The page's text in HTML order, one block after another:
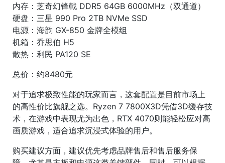
内存：芝奇幻锋戟 DDR5 64GB 6000MHz（双通道）
硬盘：三星 990 Pro 2TB NVMe SSD
电源：海韵 GX-850 金牌全模组
机箱：乔思伯 H5
散热：利民 PA120 SE
总价：约8480元
对于追求极致性能的玩家而言，这套配置是目前市场上
的高性价比旗舰之选。Ryzen 7 7800X3D凭借3D缓存技
术，在游戏中表现尤为出色，RTX 4070则能轻松应对高
画质游戏，适合追求沉浸式体验的用户。
购买建议方面，建议优先考虑品牌售后和售后服务保